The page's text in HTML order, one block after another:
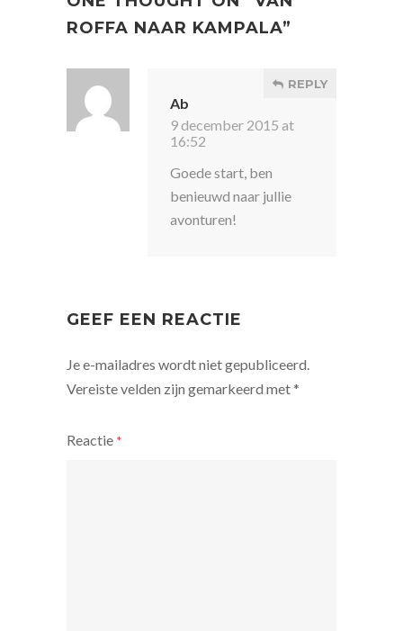
ROFFA NAAR KAMPALA”
Ab
9 december 2015 at
16:52
REPLY
Goede start, ben
benieuwd naar jullie
avonturen!
GEEF EEN REACTIE
Je e-mailadres wordt niet gepubliceerd.
Vereiste velden zijn gemarkeerd met*
Reactie *